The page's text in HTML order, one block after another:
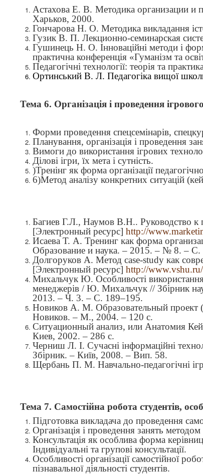
Астахова Е. В. Методика организации и
Харьков, 2000.
Гончарова Н. О. Методика викладання
Гузик В. П. Лекционно-семинарская
Гушинець Н. О. Інноваційні методи і
практична конференція «Гуманізм та
Педагогічні технології: теорія та
Ортинський В. Л. Педагогіка вищої
Тема 6. Організація і проведення
Форми проведення спецсемінарів,
Планування, організація і проведення
Вимоги до використання ігрових
Ділові ігри, їх мета і сутність.
)Тренінг як форма організації
6)Метод аналізу конкретних ситуацій
Багиев Г.Л., Наумов В.Н.. Руководство к
[Электронный ресурс] http://
Исаева Т. А. Тренинг как форма
Образование и наука. – 2015.– № 8.– С.
Долгоруков А. Метод case-study как
[Электронный ресурс] http://www.vshu.ru/
Михальчук Ю. Особливості використання
менеджерів / Ю. Михальчук // Збірник
2013. – Ч. 3. – С. 189–195.
Новиков А. М. Образовательный проект
Новиков. – М., 2004. – 120 с.
Ситуационный анализ, или Анатомия
Киев, 2002. – 286 с.
Черниш Л. І. Сучасні інформаційні
Збірник. – Київ, 2008. – Вип. 58.
Щербань П. М. Навчально-педагогічні
Тема 7. Самостійна робота студентів,
Підготовка викладача до проведення
Організація і проведення занять
Консультація як особлива форма
Індивідуальні та групові консультації.
Особливості організації самостійної
пізнавальної діяльності студентів.